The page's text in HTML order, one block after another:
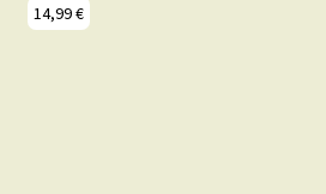
14,99€